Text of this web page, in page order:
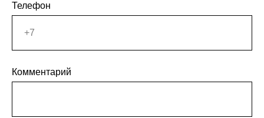
Телефон
Комментарий